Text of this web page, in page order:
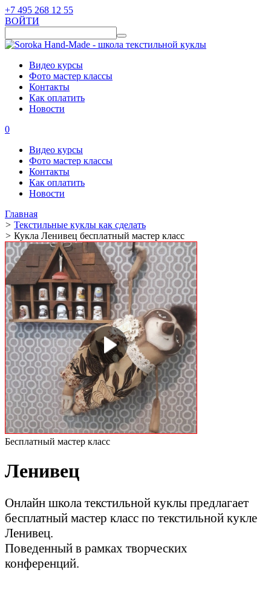
+7 495 268 12 55
ВОЙТИ
Видео курсы
Фото мастер классы
Контакты
Как оплатить
Новости
0
Видео курсы
Фото мастер классы
Контакты
Как оплатить
Новости
Главная
> Текстильные куклы как сделать
> Кукла Ленивец бесплатный мастер класс
Бесплатный мастер класс
Ленивец
Онлайн школа текстильной куклы предлагает
бесплатный мастер класс по текстильной кукле
Ленивец.
Поведенный в рамках творческих
конференций.